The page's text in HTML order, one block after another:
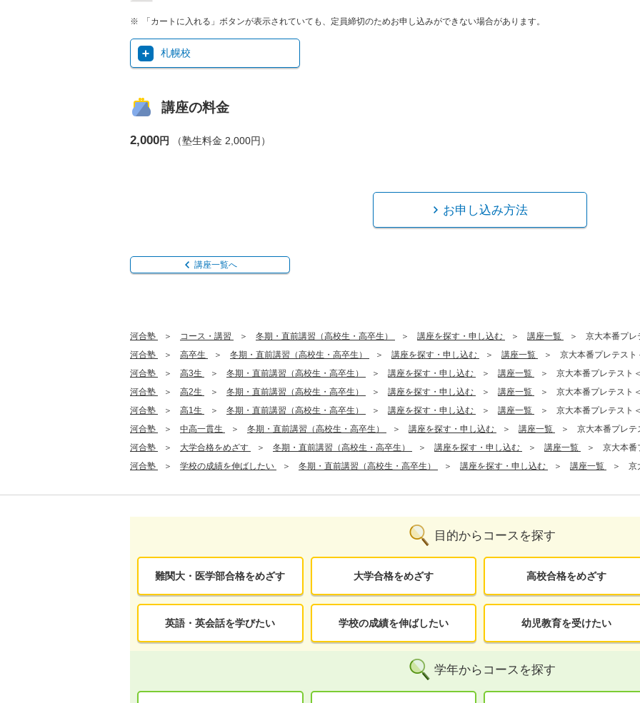
「カートに入れる」ボタンが表示されていても、定員締切のためお申し込みができない場合があります。
札幌校
講座の料金
2,000円 （塾生料金 2,000円）
お申し込み方法
講座一覧へ
河合塾 コース・講習 冬期・直前講習（高校生・高卒生） 講座を探す・申し込む 講座一覧
京大本番プレ
河合塾
高卒生 冬期・直前講習（高校生・高卒生） 講座を探す・申し込む 講座一覧
京大本番プレテス
河合塾
高3生 冬期・直前講習（高校生・高卒生） 講座を探す・申し込む 講座一覧
京大本番プレテスト
河合塾
高2生 冬期・直前講習（高校生・高卒生） 講座を探す・申し込む 講座一覧
京大本番プレテスト
河合塾
高1生 冬期・直前講習（高校生・高卒生） 講座を探す・申し込む 講座一覧
京大本番プレテスト
河合塾
中高一貫生 冬期・直前講習（高校生・高卒生） 講座を探す・申し込む 講座一覧
京大本番プレテ
河合塾
大学合格をめざす 冬期・直前講習（高校生・高卒生） 講座を探す・申し込む 講座一覧
京大本番
河合塾
学校の成績を伸ばしたい 冬期・直前講習（高校生・高卒生） 講座を探す・申し込む 講座一覧 京
目的からコースを探す
難関大・医学部合格をめざす 大学合格をめざす 高校合格をめざす
英語・英会話を学びたい 学校の成績を伸ばしたい 幼児教育を受けたい
学年からコースを探す